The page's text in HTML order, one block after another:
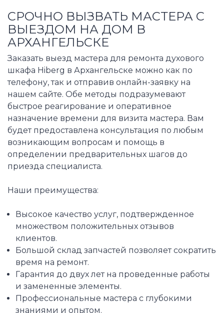
СРОЧНО ВЫЗВАТЬ МАСТЕРА С
ВЫЕЗДОМ НА ДОМ В
АРХАНГЕЛЬСКЕ
Заказать выезд мастера для ремонта духового
шкафа Hiberg в Архангельске можно как по
телефону, так и отправив онлайн-заявку на
нашем сайте. Обе методы подразумевают
быстрое реагирование и оперативное
назначение времени для визита мастера. Вам
будет предоставлена консультация по любым
возникающим вопросам и помощь в
определении предварительных шагов до
приезда специалиста.
Наши преимущества:
Высокое качество услуг, подтвержденное
множеством положительных отзывов
клиентов.
Большой склад запчастей позволяет сократить
время на ремонт.
Гарантия до двух лет на проведенные работы
и замененные элементы.
Профессиональные мастера с глубокими
знаниями и опытом.